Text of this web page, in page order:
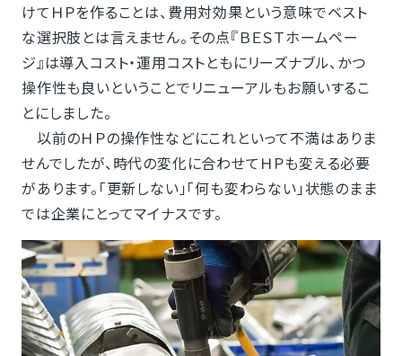
けてＨＰを作ることは、費用対効果という意味でベスト
な選択肢とは言えません。その点『ＢＥＳＴホームペー
ジ』は導入コスト・運用コストともにリーズナブル、かつ
操作性も良いということでリニューアルもお願いするこ
とにしました。
以前のＨＰの操作性などにこれといって不満はありま
せんでしたが、時代の変化に合わせてＨＰも変える必要
があります。「更新しない」「何も変わらない」状態のまま
では企業にとってマイナスです。